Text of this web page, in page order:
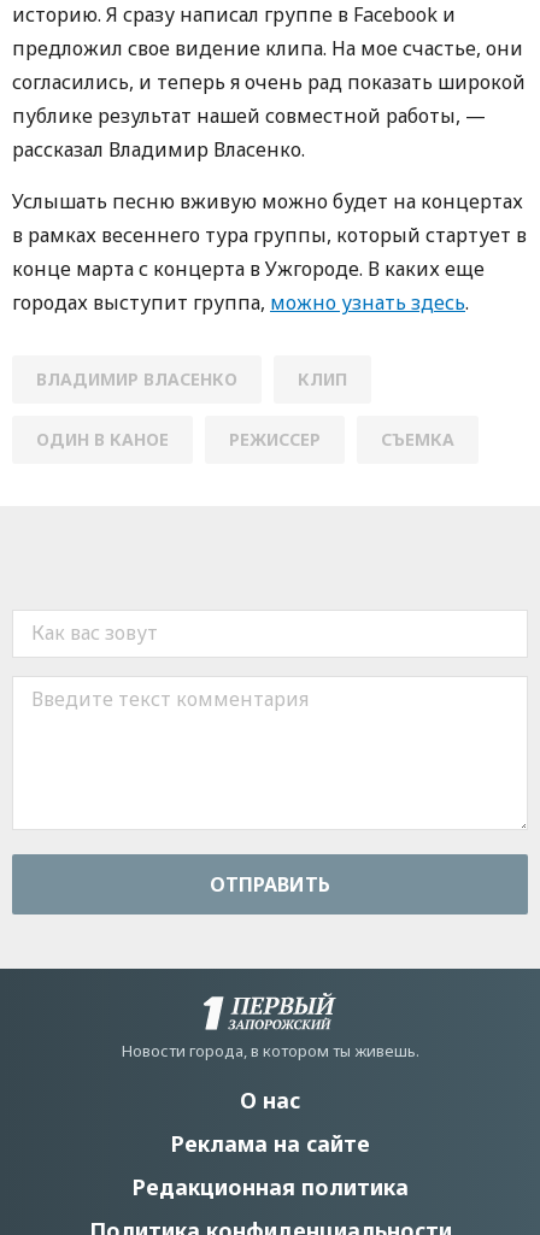
историю. Я сразу написал группе в Facebook и
предложил свое видение клипа. На мое счастье, они
согласились, и теперь я очень рад показать широкой
публике результат нашей совместной работы, —
рассказал Владимир Власенко.
Услышать песню вживую можно будет на концертах
в рамках весеннего тура группы, который стартует в
конце марта с концерта в Ужгороде. В каких еще
городах выступит группа, можно узнать здесь.
ВЛАДИМИР ВЛАСЕНКО КЛИП
ОДИН В КАНОЕ РЕЖИССЕР СЪЕМКА
ОТПРАВИТЬ
Новости города, в котором ты живешь.
О нас
Реклама на сайте
Редакционная политика